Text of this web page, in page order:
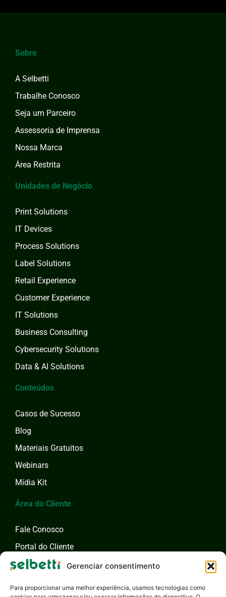
Gerenciar consentimento
Para proporcionar uma melhor experiência, usamos tecnologias como
Sobre
A Selbetti
Trabalhe Conosco
Seja um Parceiro
Assessoria de Imprensa
Nossa Marca
Área Restrita
Unidades de Negócio
Print Solutions
IT Devices
Process Solutions
Label Solutions
Retail Experience
Customer Experience
IT Solutions
Business Consulting
Cybersecurity Solutions
Data & AI Solutions
Conteúdos
Casos de Sucesso
Blog
Materiais Gratuitos
Webinars
Mídia Kit
Área do Cliente
Fale Conosco
Portal do Cliente
Fale com um Especialista